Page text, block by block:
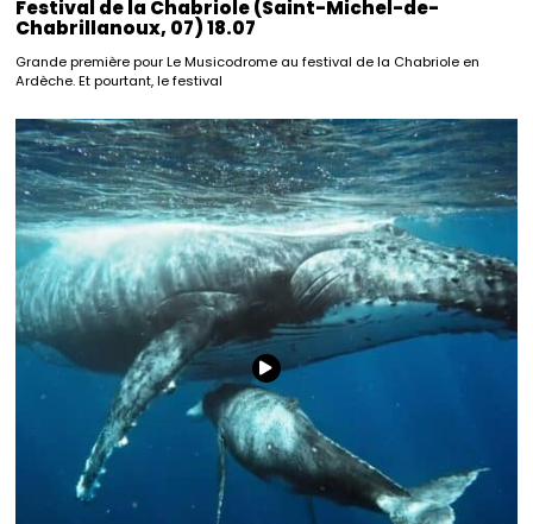
Festival de la Chabriole (Saint-Michel-de-
Chabrillanoux, 07) 18.07
Grande première pour Le Musicodrome au festival de la Chabriole en
Ardèche. Et pourtant, le festival